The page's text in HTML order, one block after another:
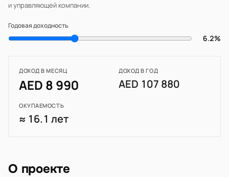
и управляющей компании.
Годовая доходность
6.2%
ДОХОД В МЕСЯЦ
AED 8 990
ДОХОД В ГОД
AED 107 880
ОКУПАЕМОСТЬ
≈ 16.1 лет
О проекте